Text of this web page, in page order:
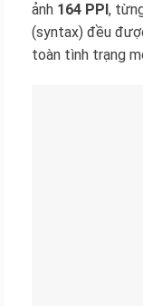
ảnh 164 PPI,
(syntax) đều
toàn tình trạng